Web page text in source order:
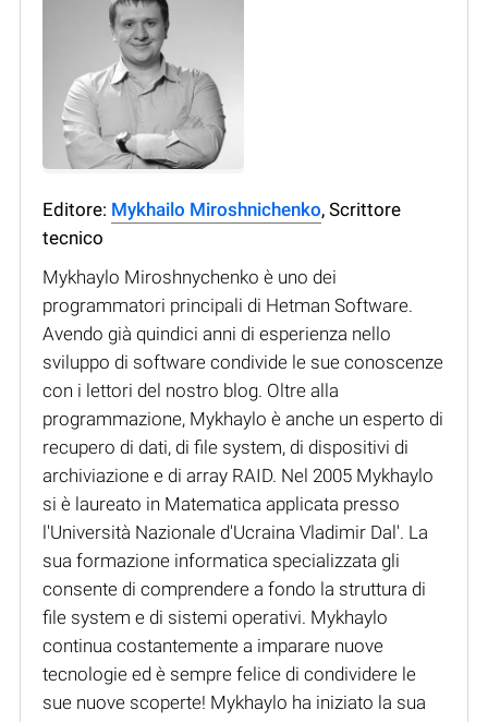
Editore: Mykhailo Miroshnichenko, Scrittore
tecnico
Mykhaylo Miroshnychenko è uno dei
programmatori principali di Hetman Software.
Avendo già quindici anni di esperienza nello
sviluppo di software condivide le sue conoscenze
con i lettori del nostro blog. Oltre alla
programmazione, Mykhaylo è anche un esperto di
recupero di dati, di file system, di dispositivi di
archiviazione e di array RAID. Nel 2005 Mykhaylo
si è laureato in Matematica applicata presso
l'Università Nazionale d'Ucraina Vladimir Dal'. La
sua formazione informatica specializzata gli
consente di comprendere a fondo la struttura di
file system e di sistemi operativi. Mykhaylo
continua costantemente a imparare nuove
tecnologie ed è sempre felice di condividere le
sue nuove scoperte! Mykhaylo ha iniziato la sua